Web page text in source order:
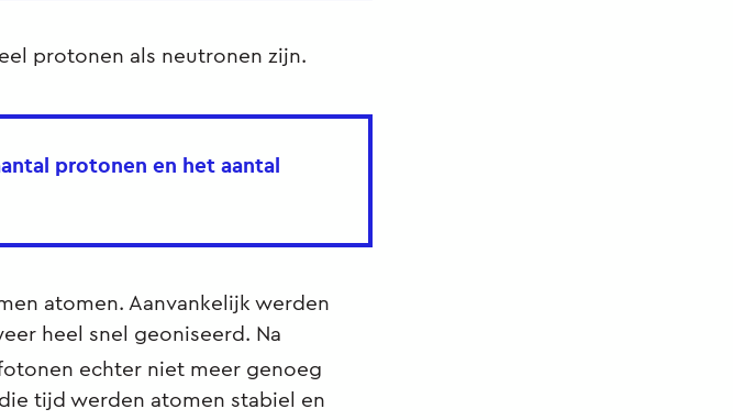
protonen als neutronen zijn.
protonen en het aantal
atomen. Aanvankelijk werden
heel snel geoniseerd. Na
echter niet meer genoeg
tijd werden atomen stabiel en